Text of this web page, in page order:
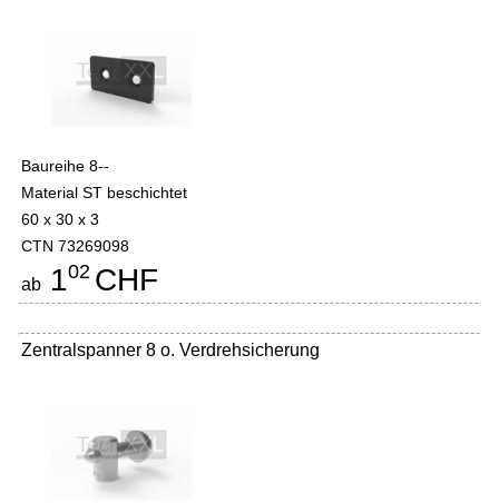
Baureihe 8--
Material ST beschichtet
60 x 30 x 3
CTN 73269098
ab 102 CHF
Zentralspanner 8 o. Verdrehsicherung